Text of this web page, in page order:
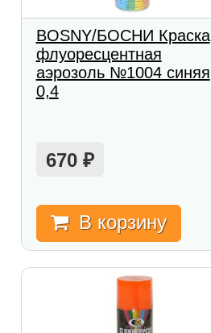
BOSNY/БОСНИ Краска
флуоресцентная
аэрозоль №1004 синяя
0,4
670 ₽
В корзину